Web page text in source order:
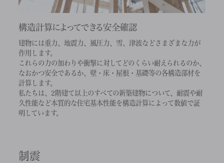
構造計算によってできる安全確認
建物には重力、地震力、風圧力、雪、津波などさまざまな力が
作用します。
これらの力の加わりや衝撃に対してどのくらい耐えられるのか、
なおかつ安全であるか、壁・床・屋根・基礎等の各構造部材を
計算します。
私たちは、2階建て以上のすべての新築建物について、耐震や耐
久性能など本質的な住宅基本性能を構造計算によって数値で証
明しています。
制震